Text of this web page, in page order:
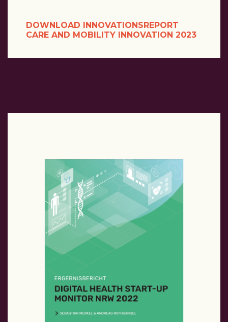
DOWNLOAD INNOVATIONSREPORT
CARE AND MOBILITY INNOVATION 2023